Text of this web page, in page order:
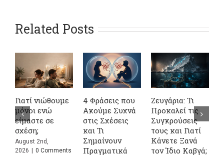
Related Posts
Γιατί νιώθουμε
μόνοι ενώ
είμαστε σε
σχέση;
August 2nd,
2026 | 0 Comments
4 Φράσεις που
Ακούμε Συχνά
στις Σχέσεις
και Τι
Σημαίνουν
Πραγματικά
Ζευγάρια: Τι
Προκαλεί τις
Συγκρούσεις
τους και Γιατί
Κάνετε Ξανά
τον Ίδιο Καβγά;